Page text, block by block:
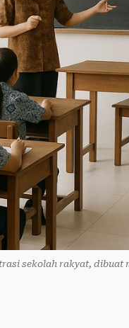
sekolah rakyat, dibuat